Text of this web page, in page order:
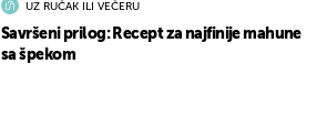
UZ RUČAK ILI VEČERU
Savršeni prilog: Recept za najfinije mahune
sa špekom